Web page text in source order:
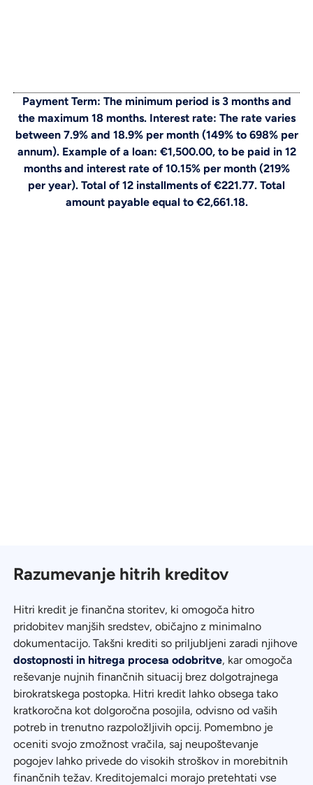
Payment Term: The minimum period is 3 months and
the maximum 18 months. Interest rate: The rate varies
between 7.9% and 18.9% per month (149% to 698% per
annum). Example of a loan: €1,500.00, to be paid in 12
months and interest rate of 10.15% per month (219%
per year). Total of 12 installments of €221.77. Total
amount payable equal to €2,661.18.
Razumevanje hitrih kreditov
Hitri kredit je finančna storitev, ki omogoča hitro
pridobitev manjših sredstev, običajno z minimalno
dokumentacijo. Takšni krediti so priljubljeni zaradi njihove
dostopnosti in hitrega procesa odobritve, kar omogoča
reševanje nujnih finančnih situacij brez dolgotrajnega
birokratskega postopka. Hitri kredit lahko obsega tako
kratkoročna kot dolgoročna posojila, odvisno od vaših
potreb in trenutno razpoložljivih opcij. Pomembno je
oceniti svojo zmožnost vračila, saj neupoštevanje
pogojev lahko privede do visokih stroškov in morebitnih
finančnih težav. Kreditojemalci morajo pretehtati vse